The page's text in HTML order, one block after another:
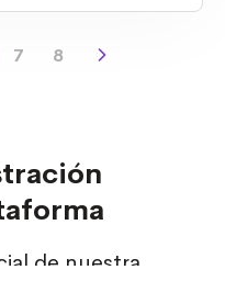
7 8
de nuestra